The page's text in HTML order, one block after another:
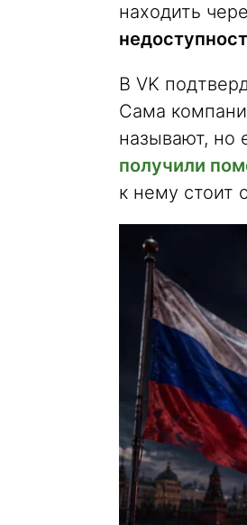
находить
В VK
Сама
называют, но
получили
к нему стоит